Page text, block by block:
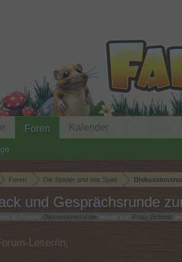
Foren Die Spieler und das Spiel
und Gesprächsrunde
im Forum ' Diskussionsrunde ' wurde von Frau_Schmitt
Leser/in,
Foren Kalender